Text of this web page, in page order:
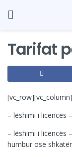
Tarifat
– lëshimi i licencës
– lëshimi i licencës
humbur ose